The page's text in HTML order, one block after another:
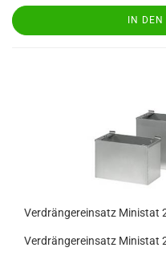
IN
Verdrängereinsatz Ministat
Verdrängereinsatz Ministat